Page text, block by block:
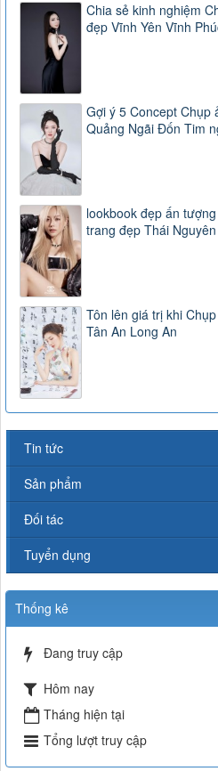
Chia sẻ kinh nghiệm
đẹp Vĩnh Yên Vĩnh
Gợi ý 5 Concept Chụp
Quảng Ngãi Đốn Tim
lookbook đẹp ấn
trang đẹp Thái Nguyên
Tôn lên giá trị khi
Tân An Long An
Tin tức
Sản phẩm
Đối tác
Tuyển dụng
Thống kê
Đang truy cập
Hôm nay
Tháng hiện tại
Tổng lượt truy cập